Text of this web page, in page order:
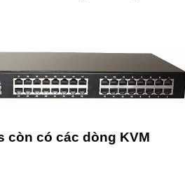
còn có các dòng KVM